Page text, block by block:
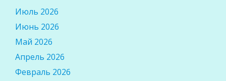
Июль 2026
Июнь 2026
Май 2026
Апрель 2026
Февраль 2026